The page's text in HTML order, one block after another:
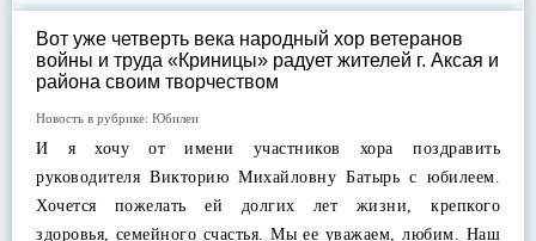
Вот уже четверть века народный хор ветеранов
войны и труда «Криницы» радует жителей г. Аксая и
района своим творчеством
Новость в рубрике: Юбилеи
И я хочу от имени участников хора поздравить
руководителя Викторию Михайловну Батырь с юбилеем.
Хочется пожелать ей долгих лет жизни, крепкого
здоровья, семейного счастья. Мы ее уважаем, любим. Наш